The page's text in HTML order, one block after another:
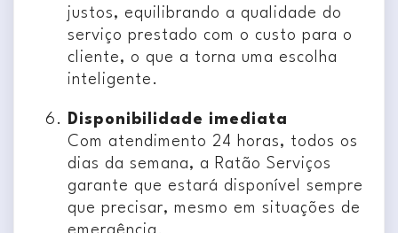
justos, equilibrando a qualidade do
serviço prestado com o custo para o
cliente, o que a torna uma escolha
inteligente.
Disponibilidade imediata
Com atendimento 24 horas, todos os
dias da semana, a Ratão Serviços
garante que estará disponível sempre
que precisar, mesmo em situações de